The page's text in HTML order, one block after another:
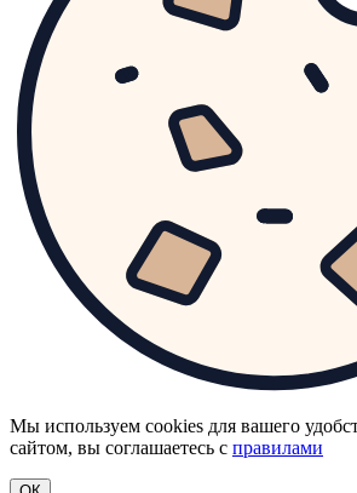
Мы используем cookies для вашего
сайтом, вы соглашаетесь с правилами